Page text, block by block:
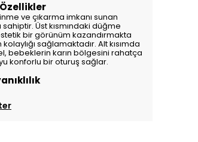
ve çıkarma imkanı sunan
Üst kısmındaki düğme
bir görünüm kazandırmakta
sağlamaktadır. Alt kısımda
bebeklerin karın bölgesini rahatça
konforlu bir oturuş sağlar.